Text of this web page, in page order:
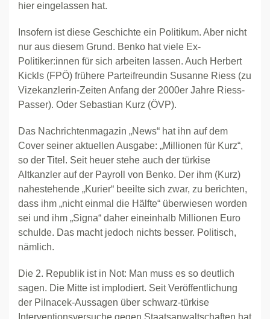
hier eingelassen hat.
Insofern ist diese Geschichte ein Politikum. Aber nicht
nur aus diesem Grund. Benko hat viele Ex-
Politiker:innen für sich arbeiten lassen. Auch Herbert
Kickls (FPÖ) frühere Parteifreundin Susanne Riess (zu
Vizekanzlerin-Zeiten Anfang der 2000er Jahre Riess-
Passer). Oder Sebastian Kurz (ÖVP).
Das Nachrichtenmagazin „News“ hat ihn auf dem
Cover seiner aktuellen Ausgabe: „Millionen für Kurz“,
so der Titel. Seit heuer stehe auch der türkise
Altkanzler auf der Payroll von Benko. Der ihm (Kurz)
nahestehende „Kurier“ beeilte sich zwar, zu berichten,
dass ihm „nicht einmal die Hälfte“ überwiesen worden
sei und ihm „Signa“ daher eineinhalb Millionen Euro
schulde. Das macht jedoch nichts besser. Politisch,
nämlich.
Die 2. Republik ist in Not: Man muss es so deutlich
sagen. Die Mitte ist implodiert. Seit Veröffentlichung
der Pilnacek-Aussagen über schwarz-türkise
Interventionsversuche gegen Staatsanwaltschaften hat